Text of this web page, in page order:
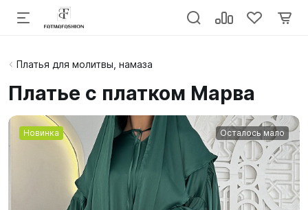
Платья для молитвы, намаза
Платье с платком Марва
Новинка Осталось мало